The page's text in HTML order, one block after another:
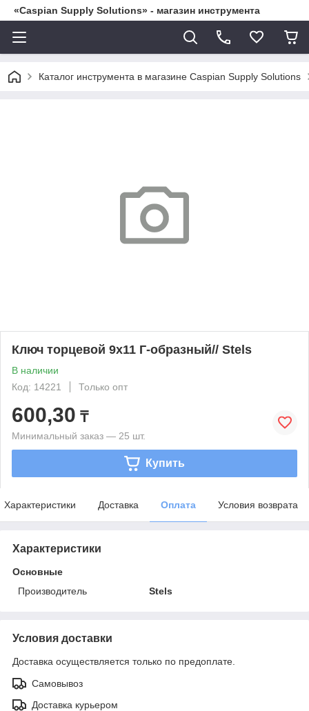
«Caspian Supply Solutions» - магазин инструмента
Каталог инструмента в магазине Caspian Supply Solutions
Ключ торцевой 9х11 Г-образный// Stels
В наличии
Код: 14221
Только опт
600,30 ₸
Минимальный заказ — 25 шт.
Купить
Характеристики Доставка Оплата Условия возврата
Характеристики
Основные
Производитель
Stels
Условия доставки
Доставка осуществляется только по предоплате.
Самовывоз
Доставка курьером